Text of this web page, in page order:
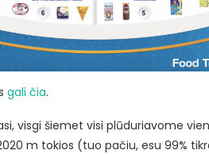
gali čia.
visgi šiemet visi plūduriavome
m tokios (tuo pačiu, esu 99%